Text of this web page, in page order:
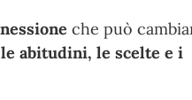
che può
abitudini, le scelte e i